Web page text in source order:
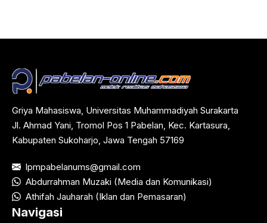
Griya Mahasiswa, Universitas Muhammadiyah Surakarta
Jl. Ahmad Yani, Tromol Pos 1 Pabelan, Kec. Kartasura,
Kabupaten Sukoharjo, Jawa Tengah 57169
lpmpabelanums@gmail.com
Abdurrahman Muzaki (Media dan Komunikasi)
Athifah Jauharah (Iklan dan Pemasaran)
Navigasi